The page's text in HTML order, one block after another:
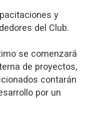
y
del Club.
se comenzará
de proyectos,
contarán
por un